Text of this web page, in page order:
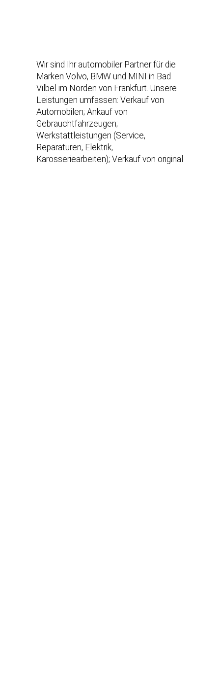
Wir sind Ihr automobiler Partner für die
Marken Volvo, BMW und MINI in Bad
Vilbel im Norden von Frankfurt. Unsere
Leistungen umfassen: Verkauf von
Automobilen; Ankauf von
Gebrauchtfahrzeugen;
Werkstattleistungen (Service,
Reparaturen, Elektrik,
Karosseriearbeiten); Verkauf von original